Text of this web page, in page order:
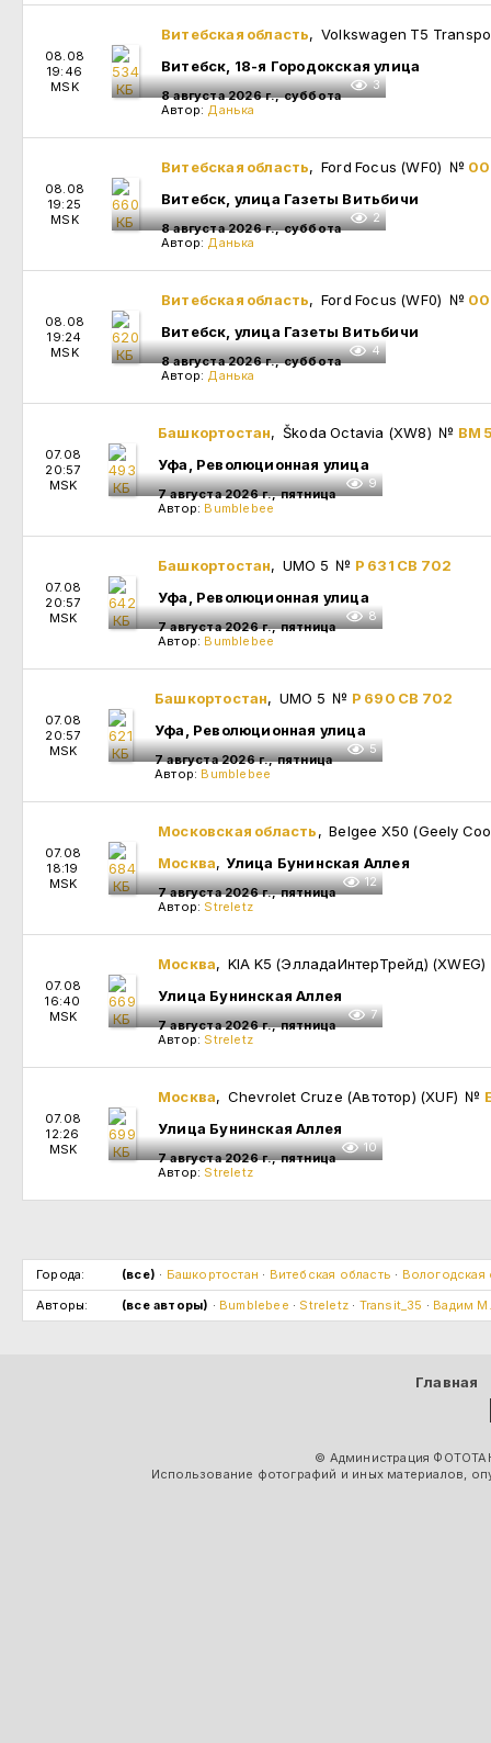
08.08
19:46
MSK
3
Витебская область, Volkswagen T5
Витебск, 18-я Городокская улица
8 августа 2026 г., суббота
Автор: Данька
08.08
19:25
MSK
2
Витебская область, Ford Focus (WF0) №
Витебск, улица Газеты Витьбичи
8 августа 2026 г., суббота
Автор: Данька
08.08
19:24
MSK
4
Витебская область, Ford Focus (WF0) №
Витебск, улица Газеты Витьбичи
8 августа 2026 г., суббота
Автор: Данька
07.08
20:57
MSK
9
Башкортостан, Škoda Octavia (XW8) № ВМ
Уфа, Революционная улица
7 августа 2026 г., пятница
Автор: Bumblebee
07.08
20:57
MSK
8
Башкортостан, UMO 5 № Р 631 СВ 702
Уфа, Революционная улица
7 августа 2026 г., пятница
Автор: Bumblebee
07.08
20:57
MSK
5
Башкортостан, UMO 5 № Р 690 СВ 702
Уфа, Революционная улица
7 августа 2026 г., пятница
Автор: Bumblebee
07.08
18:19
MSK
12
Московская область, Belgee X50 (Geely
Москва, Улица Бунинская Аллея
7 августа 2026 г., пятница
Автор: Streletz
07.08
16:40
MSK
7
Москва, KIA K5 (ЭлладаИнтерТрейд)
Улица Бунинская Аллея
7 августа 2026 г., пятница
Автор: Streletz
07.08
12:26
MSK
10
Москва, Chevrolet Cruze (Автотор) (XUF) №
Улица Бунинская Аллея
7 августа 2026 г., пятница
Автор: Streletz
Города: (все) · Башкортостан · Витебская область · Вологодская
Авторы:
(все авторы) · Bumblebee · Streletz · Transit_35 · Вадим М.
Главная
© Администрация
Использование фотографий и иных материалов,